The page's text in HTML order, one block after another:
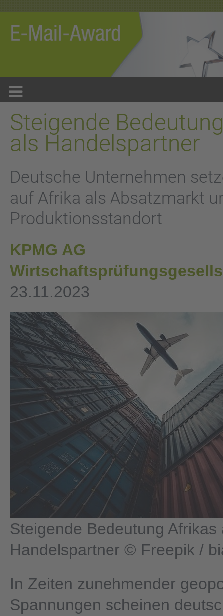
Steigende
als Handelspartner
Deutsche Unternehmen
auf Afrika als Absatzmarkt
Produktionsstandort
KPMG AG
23.11.2023
Steigende Bedeutung Afrikas
Handelspartner © Freepik /
In Zeiten zunehmender
Spannungen scheinen